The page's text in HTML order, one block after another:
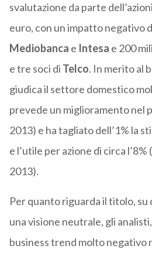
svalutazione da parte
euro, con un impatto negativo
Mediobanca e Intesa e 200
e tre soci di Telco. In merito al
giudica il settore domestico
prevede un miglioramento nel
2013) e ha tagliato dell’1% la
e l’utile per azione di circa
2013).
Per quanto riguarda il titolo, su
una visione neutrale, gli
business trend molto negativo